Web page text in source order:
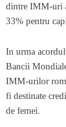
dintre IMM-uri
33% pentru
In urma
Bancii
IMM-urilor
fi destinate
de femei.